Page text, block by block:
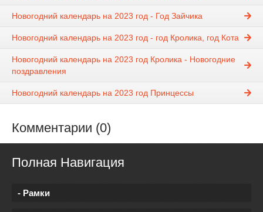
Новогодний календарь на 2023 год - Год Зайчика
Новогодний календарь на 2023 год - год Кролика, год Кота
Новогодний календарь на 2023 год Кролика - Новогодние
поздравления
Новогодний календарь на 2023 год Принцессы
Комментарии (0)
Полная Навигация
- Рамки